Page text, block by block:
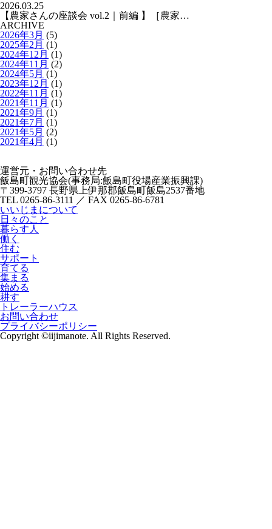
2026.03.25
【農家さんの座談会 vol.2｜前編 】［農家…
ARCHIVE
2026年3月 (5)
2025年2月 (1)
2024年12月 (1)
2024年11月 (2)
2024年5月 (1)
2023年12月 (1)
2022年11月 (1)
2021年11月 (1)
2021年9月 (1)
2021年7月 (1)
2021年5月 (2)
2021年4月 (1)
運営元・お問い合わせ先
飯島町観光協会(事務局:飯島町役場産業振興課)
〒399-3797 長野県上伊那郡飯島町飯島2537番地
TEL 0265-86-3111 ／ FAX 0265-86-6781
いいじまについて
日々のこと
暮らす人
働く
住む
サポート
育てる
集まる
始める
耕す
トレーラーハウス
お問い合わせ
プライバシーポリシー
Copyright ©iijimanote. All Rights Reserved.